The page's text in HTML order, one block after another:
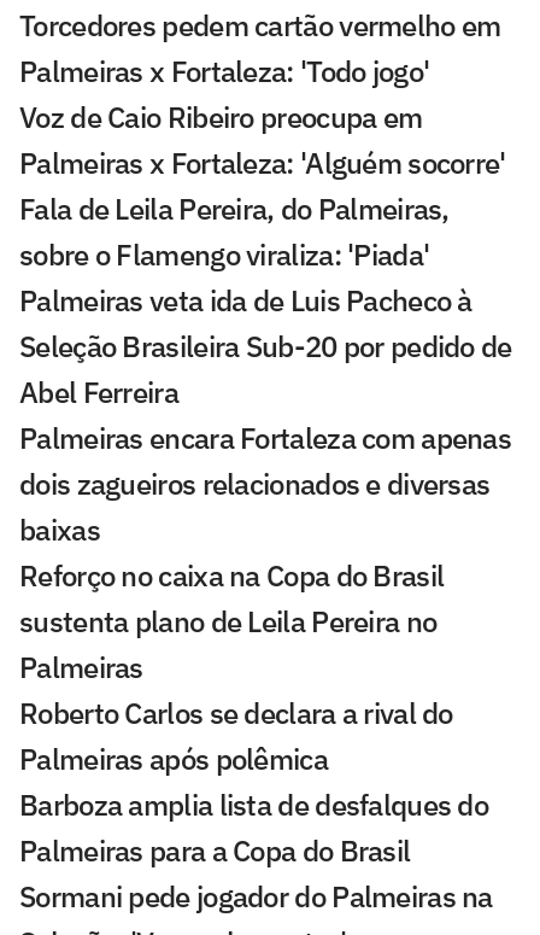
Torcedores pedem cartão vermelho em
Palmeiras x Fortaleza: 'Todo jogo'
Voz de Caio Ribeiro preocupa em
Palmeiras x Fortaleza: 'Alguém socorre'
Fala de Leila Pereira, do Palmeiras,
sobre o Flamengo viraliza: 'Piada'
Palmeiras veta ida de Luis Pacheco à
Seleção Brasileira Sub-20 por pedido de
Abel Ferreira
Palmeiras encara Fortaleza com apenas
dois zagueiros relacionados e diversas
baixas
Reforço no caixa na Copa do Brasil
sustenta plano de Leila Pereira no
Palmeiras
Roberto Carlos se declara a rival do
Palmeiras após polêmica
Barboza amplia lista de desfalques do
Palmeiras para a Copa do Brasil
Sormani pede jogador do Palmeiras na